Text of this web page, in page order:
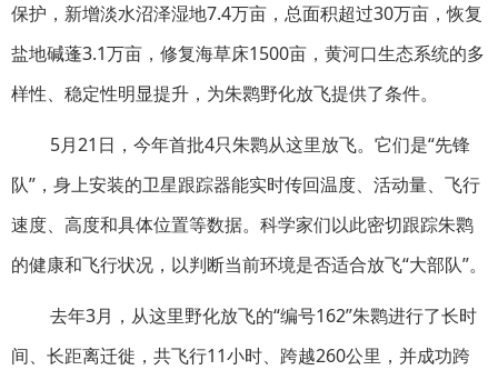
保护，新增淡水沼泽湿地7.4万亩，总面积超过30万亩，恢复
盐地碱蓬3.1万亩，修复海草床1500亩，黄河口生态系统的多
样性、稳定性明显提升，为朱鹮野化放飞提供了条件。
5月21日，今年首批4只朱鹮从这里放飞。它们是“先锋
队”，身上安装的卫星跟踪器能实时传回温度、活动量、飞行
速度、高度和具体位置等数据。科学家们以此密切跟踪朱鹮
的健康和飞行状况，以判断当前环境是否适合放飞“大部队”。
去年3月，从这里野化放飞的“编号162”朱鹮进行了长时
间、长距离迁徙，共飞行11小时、跨越260公里，并成功跨